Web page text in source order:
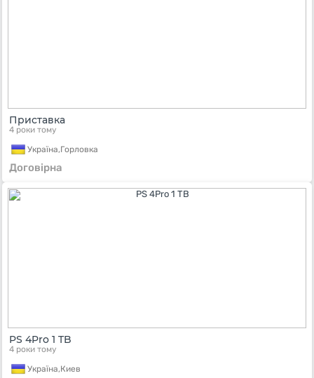
Приставка
4 роки тому
Україна,Горловка
Договірна
PS 4Pro 1 TB
4 роки тому
Україна,Киев